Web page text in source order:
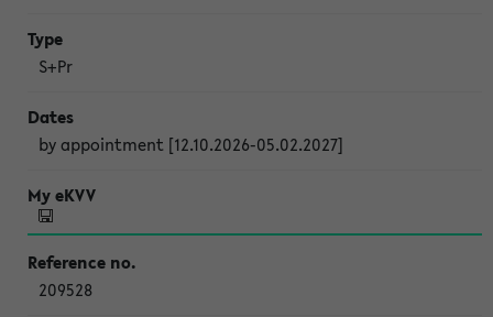
S+Pr
by appointment [12.10.2026-05.02.2027]
209528